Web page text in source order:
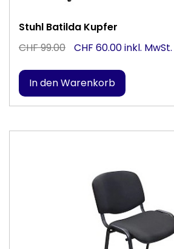
Stuhl Batilda Kupfer
CHF 99.00
CHF 60.00 inkl. MwSt.